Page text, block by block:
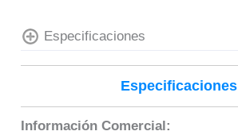
Especificaciones
Especificaciones
Información Comercial: